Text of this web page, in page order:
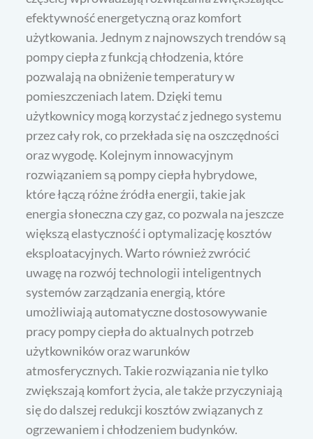
efektywność energetyczną oraz komfort
użytkowania. Jednym z najnowszych trendów są
pompy ciepła z funkcją chłodzenia, które
pozwalają na obniżenie temperatury w
pomieszczeniach latem. Dzięki temu
użytkownicy mogą korzystać z jednego systemu
przez cały rok, co przekłada się na oszczędności
oraz wygodę. Kolejnym innowacyjnym
rozwiązaniem są pompy ciepła hybrydowe,
które łączą różne źródła energii, takie jak
energia słoneczna czy gaz, co pozwala na jeszcze
większą elastyczność i optymalizację kosztów
eksploatacyjnych. Warto również zwrócić
uwagę na rozwój technologii inteligentnych
systemów zarządzania energią, które
umożliwiają automatyczne dostosowywanie
pracy pompy ciepła do aktualnych potrzeb
użytkowników oraz warunków
atmosferycznych. Takie rozwiązania nie tylko
zwiększają komfort życia, ale także przyczyniają
się do dalszej redukcji kosztów związanych z
ogrzewaniem i chłodzeniem budynków.